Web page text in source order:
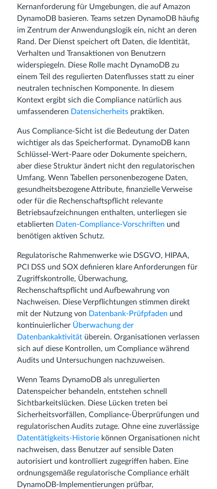
Kernanforderung für Umgebungen, die auf Amazon
DynamoDB basieren. Teams setzen DynamoDB häufig
im Zentrum der Anwendungslogik ein, nicht an deren
Rand. Der Dienst speichert oft Daten, die Identität,
Verhalten und Transaktionen von Benutzern
widerspiegeln. Diese Rolle macht DynamoDB zu
einem Teil des regulierten Datenflusses statt zu einer
neutralen technischen Komponente. In diesem
Kontext ergibt sich die Compliance natürlich aus
umfassenderen Datensicherheits praktiken.
Aus Compliance-Sicht ist die Bedeutung der Daten
wichtiger als das Speicherformat. DynamoDB kann
Schlüssel-Wert-Paare oder Dokumente speichern,
aber diese Struktur ändert nicht den regulatorischen
Umfang. Wenn Tabellen personenbezogene Daten,
gesundheitsbezogene Attribute, finanzielle Verweise
oder für die Rechenschaftspflicht relevante
Betriebsaufzeichnungen enthalten, unterliegen sie
etablierten Daten-Compliance-Vorschriften und
benötigen aktiven Schutz.
Regulatorische Rahmenwerke wie DSGVO, HIPAA,
PCI DSS und SOX definieren klare Anforderungen für
Zugriffskontrolle, Überwachung,
Rechenschaftspflicht und Aufbewahrung von
Nachweisen. Diese Verpflichtungen stimmen direkt
mit der Nutzung von Datenbank-Prüfpfaden und
kontinuierlicher Überwachung der
Datenbankaktivität überein. Organisationen verlassen
sich auf diese Kontrollen, um Compliance während
Audits und Untersuchungen nachzuweisen.
Wenn Teams DynamoDB als unregulierten
Datenspeicher behandeln, entstehen schnell
Sichtbarkeitslücken. Diese Lücken treten bei
Sicherheitsvorfällen, Compliance-Überprüfungen und
regulatorischen Audits zutage. Ohne eine zuverlässige
Datentätigkeits-Historie können Organisationen nicht
nachweisen, dass Benutzer auf sensible Daten
autorisiert und kontrolliert zugegriffen haben. Eine
ordnungsgemäße regulatorische Compliance erhält
DynamoDB-Implementierungen prüfbar,